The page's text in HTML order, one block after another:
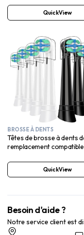
QuickView
BROSSE À DENTS
Têtes de brosse à dents
remplacement
électriques, paquet de 4,
blanc, poils doux, têtes de
QuickView
Besoin d'aide ?
Notre service client est